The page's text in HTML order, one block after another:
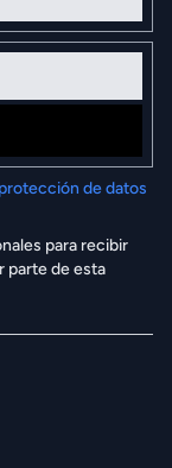
de datos
para recibir
parte de esta